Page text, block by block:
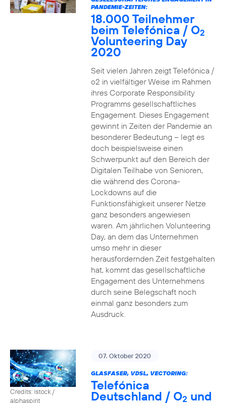
PANDEMIE-ZEITEN:
18.000 Teilnehmer
beim Telefónica / O2
Volunteering Day
2020
Seit vielen Jahren zeigt Telefónica /
o2 in vielfältiger Weise im Rahmen
ihres Corporate Responsibility
Programms gesellschaftliches
Engagement. Dieses Engagement
gewinnt in Zeiten der Pandemie an
besonderer Bedeutung – legt es
doch beispielsweise einen
Schwerpunkt auf den Bereich der
Digitalen Teilhabe von Senioren,
die während des Corona-
Lockdowns auf die
Funktionsfähigkeit unserer Netze
ganz besonders angewiesen
waren. Am jährlichen Volunteering
Day, an dem das Unternehmen
umso mehr in dieser
herausfordernden Zeit festgehalten
hat, kommt das gesellschaftliche
Engagement des Unternehmens
durch seine Belegschaft noch
einmal ganz besonders zum
Ausdruck.
Credits: istock /
alphaspirit
07. Oktober 2020
GLASFASER, VDSL, VECTORING:
Telefónica
Deutschland / O2 und